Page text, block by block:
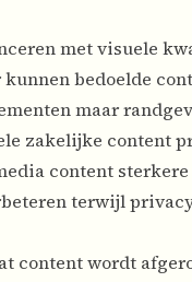
met visuele
bedoelde
maar
zakelijke content
content
terwijl
content wordt